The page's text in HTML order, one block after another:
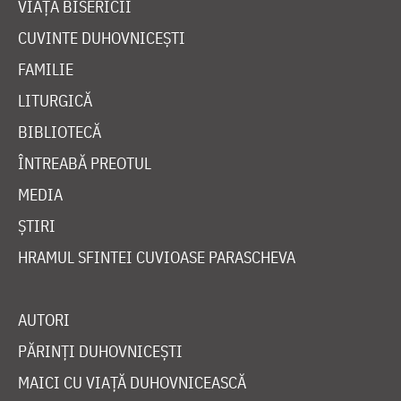
VIAȚA BISERICII
CUVINTE DUHOVNICEȘTI
FAMILIE
LITURGICĂ
BIBLIOTECĂ
ÎNTREABĂ PREOTUL
MEDIA
ȘTIRI
HRAMUL SFINTEI CUVIOASE PARASCHEVA
AUTORI
PĂRINȚI DUHOVNICEȘTI
MAICI CU VIAȚĂ DUHOVNICEASCĂ